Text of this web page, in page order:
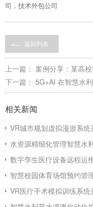
司，技术外包公司
返回列表
上一篇： 案例分享：某高
下一篇： 5G+AI 在智慧水
相关新闻
VR城市规划虚拟漫游系统
水资源精细化管理智慧水
数字孪生医疗设备远程运
智慧校园体育场馆预约管
VR医疗手术模拟训练系统